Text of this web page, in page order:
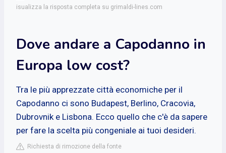
isualizza la risposta completa su grimaldi-lines.com
Dove andare a Capodanno in
Europa low cost?
Tra le più apprezzate città economiche per il
Capodanno ci sono Budapest, Berlino, Cracovia,
Dubrovnik e Lisbona. Ecco quello che c'è da sapere
per fare la scelta più congeniale ai tuoi desideri.
Richiesta di rimozione della fonte